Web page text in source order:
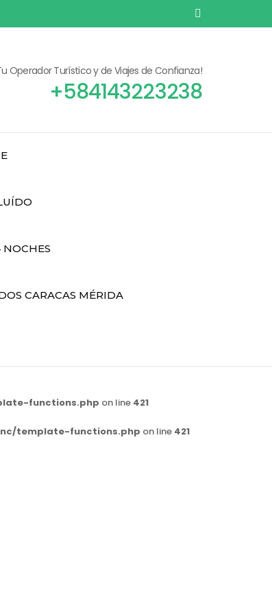
Operador Turístico y de Viajes de Confianza!
+584143223238
CARACAS MÉRIDA
functions.php on line 421
template-functions.php on line 421